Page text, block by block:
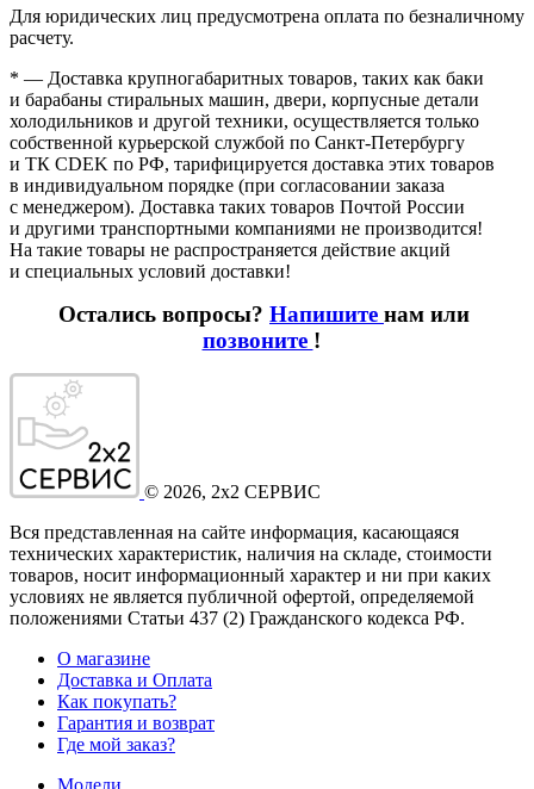
Для юридических лиц предусмотрена оплата по безналичному
расчету.
* — Доставка крупногабаритных товаров, таких как баки
и барабаны стиральных машин, двери, корпусные детали
холодильников и другой техники, осуществляется только
собственной курьерской службой по Санкт-Петербургу
и ТК CDEK по РФ, тарифицируется доставка этих товаров
в индивидуальном порядке (при согласовании заказа
с менеджером). Доставка таких товаров Почтой России
и другими транспортными компаниями не производится!
На такие товары не распространяется действие акций
и специальных условий доставки!
Остались вопросы? Напишите нам или
позвоните !
© 2026, 2x2 СЕРВИС
Вся представленная на сайте информация, касающаяся
технических характеристик, наличия на складе, стоимости
товаров, носит информационный характер и ни при каких
условиях не является публичной офертой, определяемой
положениями Статьи 437 (2) Гражданского кодекса РФ.
О магазине
Доставка и Оплата
Как покупать?
Гарантия и возврат
Где мой заказ?
Модели